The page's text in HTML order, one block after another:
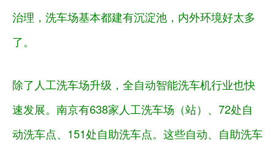
治理，洗车场基本都建有沉淀池，内外环境好太多
了。
除了人工洗车场升级，全自动智能洗车机行业也快
速发展。南京有638家人工洗车场（站）、72处自
动洗车点、151处自助洗车点。这些自动、自助洗车